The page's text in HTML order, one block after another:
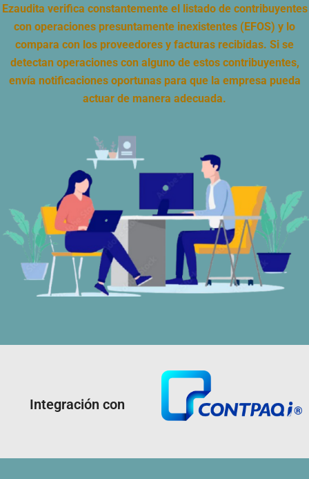
Ezaudita verifica constantemente el listado de contribuyentes
con operaciones presuntamente inexistentes (EFOS) y lo
compara con los proveedores y facturas recibidas. Si se
detectan operaciones con alguno de estos contribuyentes,
envía notificaciones oportunas para que la empresa pueda
actuar de manera adecuada.
Integración con